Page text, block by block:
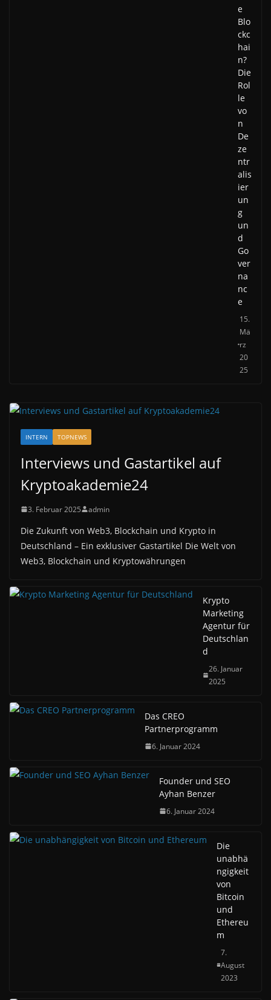
e
Blo
ckc
hai
n?
Die
Rol
le
vo
n
De
ze
ntr
alis
ier
un
g
un
d
Go
ver
na
nc
e
15.
Mä
rz
20
25
INTERN TOPNEWS
Interviews und Gastartikel auf
Kryptoakademie24
3. Februar 2025 admin
Die Zukunft von Web3, Blockchain und Krypto in
Deutschland – Ein exklusiver Gastartikel Die Welt von
Web3, Blockchain und Kryptowährungen
Krypto
Marketing
Agentur für
Deutschlan
d
26. Januar
2025
Das CREO
Partnerprogramm
6. Januar 2024
Founder und SEO
Ayhan Benzer
6. Januar 2024
Die
unabhä
ngigkeit
von
Bitcoin
und
Ethereu
m
7.
August
2023